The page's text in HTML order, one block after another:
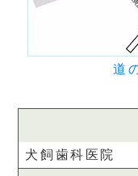
道
犬飼歯科医院